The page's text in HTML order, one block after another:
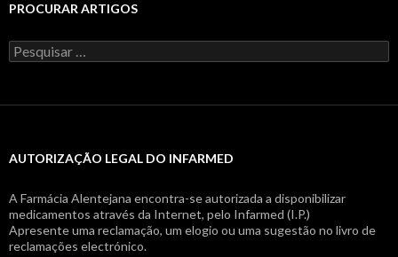
PROCURAR ARTIGOS
Pesquisar
por:
AUTORIZAÇÃO LEGAL DO INFARMED
A Farmácia Alentejana encontra-se autorizada a disponibilizar
medicamentos através da Internet, pelo Infarmed (I.P.)
Apresente uma reclamação, um elogio ou uma sugestão no livro de
reclamações electrónico.